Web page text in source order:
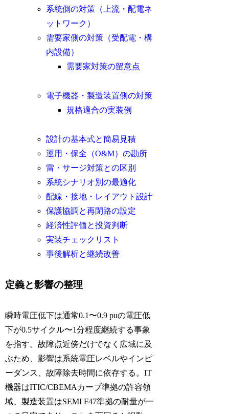
系統側の対策（上流・配電ネ
ットワーク）
需要家側の対策（受配電・構
内設備）
需要家対策の留意点
電子機器・製造装置側の対策
規格適合の実装例
設計の基本式と簡易見積
運用・保全（O&M）の勘所
雷・サージ対策との区別
系統シナリオ別の最適化
配線・接地・レイアウト設計
保護協調と再閉路の設定
経済性評価と投資判断
実装チェックリスト
事後解析と継続改善
定義と影響の整理
瞬時電圧低下は通常0.1〜0.9 puの電圧低
下が0.5サイクル〜1分程度継続する事象
を指す。故障点近傍だけでなく広域に及
ぶため、影響は系統電圧レベルやインピ
ーダンス、故障除去時間に依存する。IT
機器はITIC/CBEMAカーブ準拠の許容領
域、製造装置はSEMI F47準拠の耐量が一